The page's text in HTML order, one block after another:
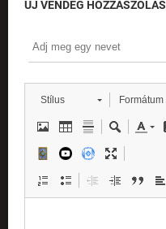
ÚJ VENDÉG HOZZÁSZÓLÁS
Stílus Formátum